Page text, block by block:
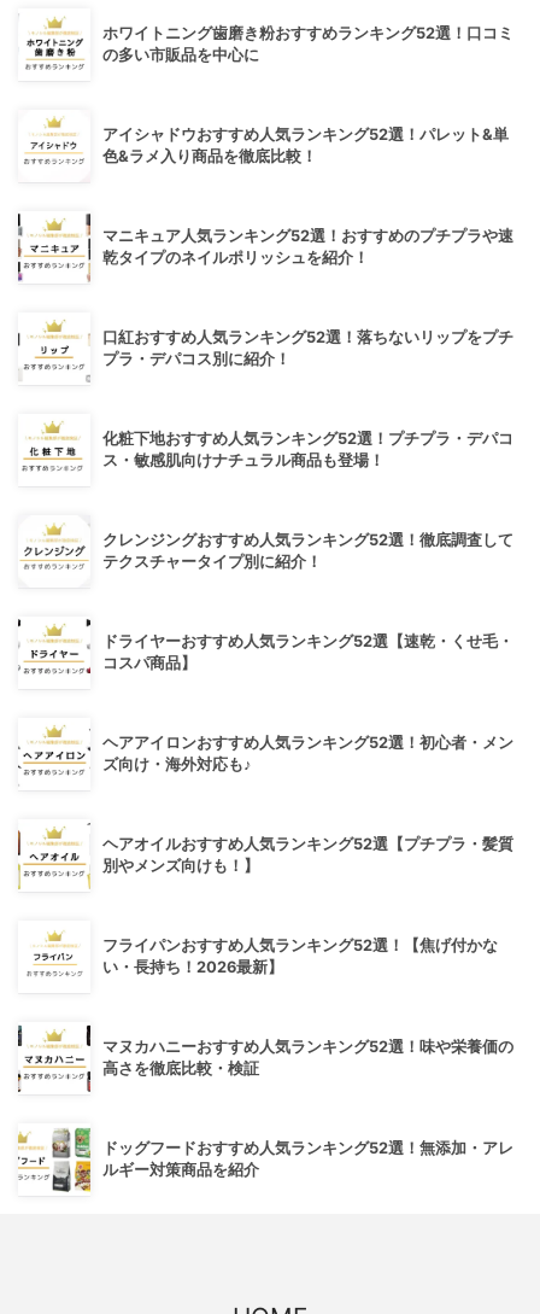
ホワイトニング歯磨き粉おすすめランキング52選！口コミ
の多い市販品を中心に
アイシャドウおすすめ人気ランキング52選！パレット&単
色&ラメ入り商品を徹底比較！
マニキュア人気ランキング52選！おすすめのプチプラや速
乾タイプのネイルポリッシュを紹介！
口紅おすすめ人気ランキング52選！落ちないリップをプチ
プラ・デパコス別に紹介！
化粧下地おすすめ人気ランキング52選！プチプラ・デパコ
ス・敏感肌向けナチュラル商品も登場！
クレンジングおすすめ人気ランキング52選！徹底調査して
テクスチャータイプ別に紹介！
ドライヤーおすすめ人気ランキング52選【速乾・くせ毛・
コスパ商品】
ヘアアイロンおすすめ人気ランキング52選！初心者・メン
ズ向け・海外対応も♪
ヘアオイルおすすめ人気ランキング52選【プチプラ・髪質
別やメンズ向けも！】
フライパンおすすめ人気ランキング52選！【焦げ付かな
い・長持ち！2026最新】
マヌカハニーおすすめ人気ランキング52選！味や栄養価の
高さを徹底比較・検証
ドッグフードおすすめ人気ランキング52選！無添加・アレ
ルギー対策商品を紹介